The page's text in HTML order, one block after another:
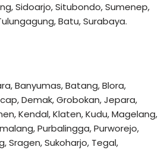
Sidoarjo, Situbondo, Sumenep,
Batu, Surabaya.
Banyumas, Batang, Blora,
Demak, Grobokan, Jepara,
Kendal, Klaten, Kudu, Magelang,
Purbalingga, Purworejo,
Sragen, Sukoharjo, Tegal,